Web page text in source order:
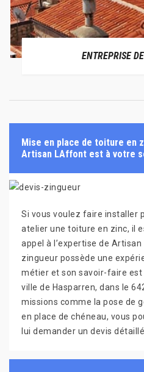
ENTREPRISE
Mise en place de toiture en
Artisan LAffont est à votre
Si vous voulez faire installer
atelier une toiture en zinc, il
appel à l’expertise de
zingueur possède une
métier et son savoir-faire
ville de Hasparren, dans le
missions comme la pose de
en place de chéneau, vous
lui demander un devis détaillé.